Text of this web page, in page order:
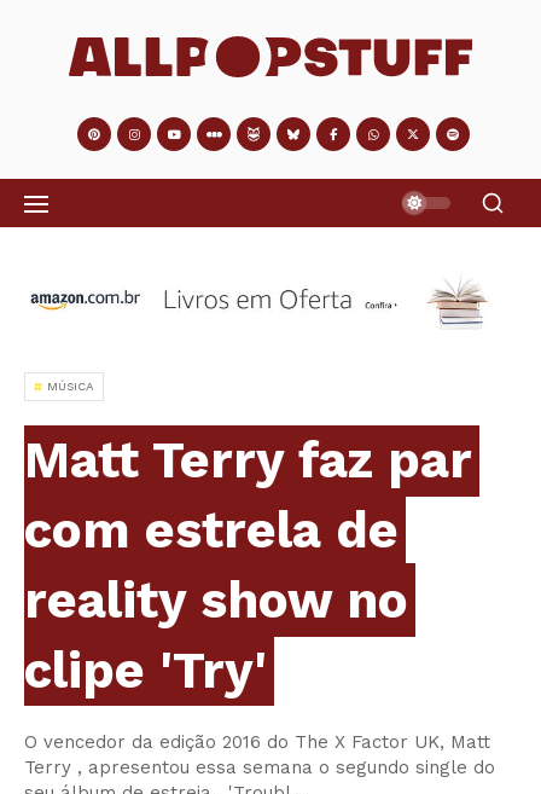
MÚSICA
Matt Terry faz par
com estrela de
reality show no
clipe 'Try'
O vencedor da edição 2016 do The X Factor UK, Matt
Terry , apresentou essa semana o segundo single do